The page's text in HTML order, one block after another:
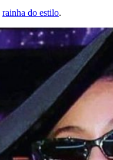
rainha do estilo.